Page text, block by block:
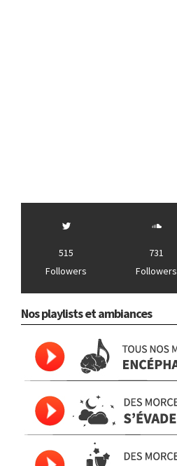
515
Followers
731
Followers
Nos playlists et ambiances